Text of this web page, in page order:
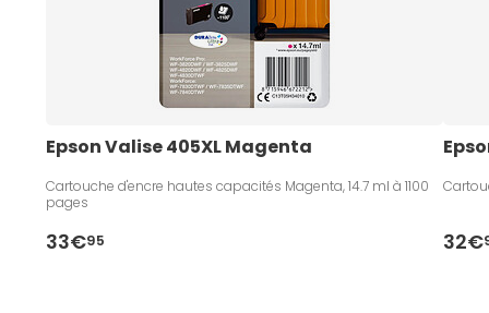
Epson Valise 405XL Magenta
Cartouche d'encre hautes capacités Magenta, 14.7 ml à 1100
pages
33€95 32€